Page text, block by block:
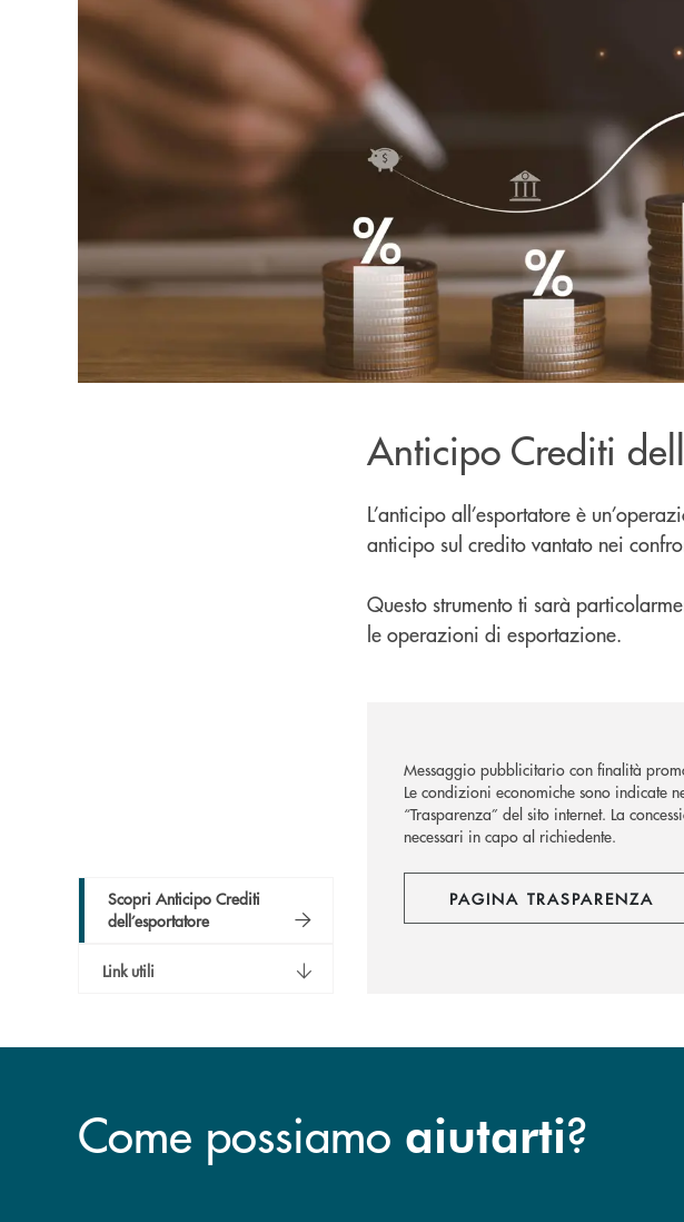
Scopri Anticipo Crediti
dell’esportatore
Link utili
Anticipo Crediti
L’anticipo all’esportatore è
anticipo sul credito vantato nei
Questo strumento ti sarà
le operazioni di esportazione.
Messaggio pubblicitario con finalità
Le condizioni economiche sono indicate
“Trasparenza” del sito internet. La
necessari in capo al richiedente.
PAGINA TRASPARENZA
Come possiamo aiutarti?